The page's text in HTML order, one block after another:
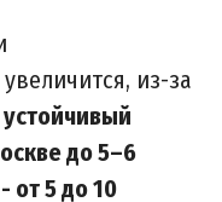
из-за
до 5–6
от 5 до 10